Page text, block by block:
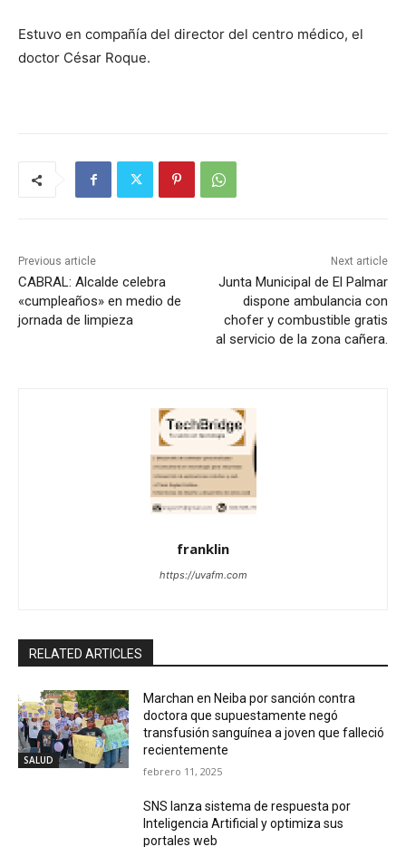
Estuvo en compañía del director del centro médico, el
doctor César Roque.
Previous article
CABRAL: Alcalde celebra
«cumpleaños» en medio de
jornada de limpieza
Next article
Junta Municipal de El Palmar
dispone ambulancia con
chofer y combustible gratis
al servicio de la zona cañera.
franklin
https://uvafm.com
RELATED ARTICLES
SALUD
Marchan en Neiba por sanción contra
doctora que supuestamente negó
transfusión sanguínea a joven que falleció
recientemente
febrero 11, 2025
SNS lanza sistema de respuesta por
Inteligencia Artificial y optimiza sus
portales web